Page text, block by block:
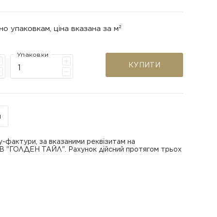
упаковкам, ціна вказана за м²
Упаковки
КУПИТИ
фактури, за вказаними реквізитам на
"ГОЛДЕН ТАЙЛ". Рахунок дійсний протягом трьох